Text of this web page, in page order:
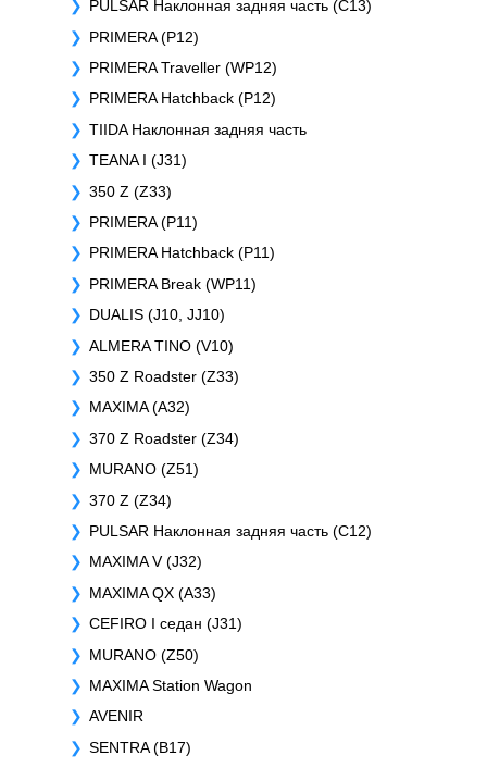
PULSAR Наклонная задняя часть (C13)
PRIMERA (P12)
PRIMERA Traveller (WP12)
PRIMERA Hatchback (P12)
TIIDA Наклонная задняя часть
TEANA I (J31)
350 Z (Z33)
PRIMERA (P11)
PRIMERA Hatchback (P11)
PRIMERA Break (WP11)
DUALIS (J10, JJ10)
ALMERA TINO (V10)
350 Z Roadster (Z33)
MAXIMA (A32)
370 Z Roadster (Z34)
MURANO (Z51)
370 Z (Z34)
PULSAR Наклонная задняя часть (C12)
MAXIMA V (J32)
MAXIMA QX (A33)
CEFIRO I седан (J31)
MURANO (Z50)
MAXIMA Station Wagon
AVENIR
SENTRA (B17)